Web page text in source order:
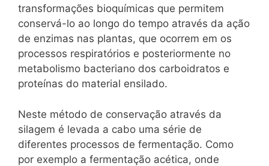
transformações bioquímicas que permitem
conservá-lo ao longo do tempo através da ação
de enzimas nas plantas, que ocorrem em os
processos respiratórios e posteriormente no
metabolismo bacteriano dos carboidratos e
proteínas do material ensilado.
Neste método de conservação através da
silagem é levada a cabo uma série de
diferentes processos de fermentação. Como
por exemplo a fermentação acética, onde